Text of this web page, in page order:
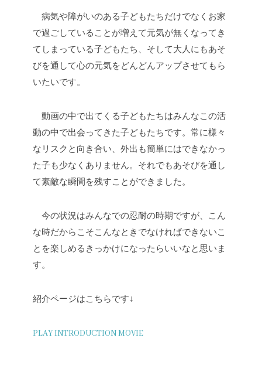
病気や障がいのある子どもたちだけでなくお家
で過ごしていることが増えて元気が無くなってき
てしまっている子どもたち、そして大人にもあそ
びを通して心の元気をどんどんアップさせてもら
いたいです。
動画の中で出てくる子どもたちはみんなこの活
動の中で出会ってきた子どもたちです。常に様々
なリスクと向き合い、外出も簡単にはできなかっ
た子も少なくありません。それでもあそびを通し
て素敵な瞬間を残すことができました。
今の状況はみんなでの忍耐の時期ですが、こん
な時だからこそこんなときでなければできないこ
とを楽しめるきっかけになったらいいなと思いま
す。
紹介ページはこちらです↓
PLAY INTRODUCTION MOVIE